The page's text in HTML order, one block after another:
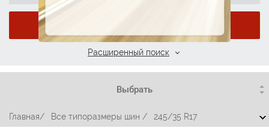
Расширенный поиск
Главная/ Все типоразмеры шин / 245/35 R17